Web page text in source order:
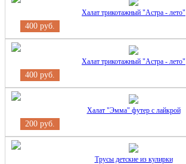
Халат трикотажный "Астра - лето"
400 руб.
Халат трикотажный "Астра - лето"
400 руб.
Халат "Эмма" футер с лайкрой
200 руб.
Трусы детские из кулирки